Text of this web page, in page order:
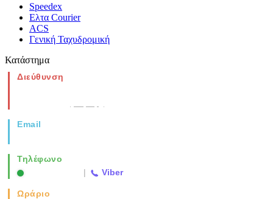
Speedex
Ελτα Courier
ACS
Γενική Ταχυδρομική
Κατάστημα
Διεύθυνση
Email
Τηλέφωνο
| Viber
Ωράριο